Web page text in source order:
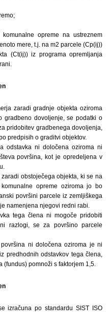
opreme na ustreznem
mere, t.j. na m2 parcele (Cp(ij))
(Ct(ij)) iz programa opremljanja
zaradi gradnje objekta oziroma
gradbeno dovoljenje, se podatki o
pridobitev gradbenega dovoljenja,
predpisih o graditvi objektov.
odstavka ni določena oziroma ni
površina, kot je opredeljena v
obstoječega objekta, ki se na
opreme oziroma jo bo
površini parcele iz zemljiškega
namenjena njegovi redni rabi.
tega člena ni mogoče pridobiti
razlogi, se za površino parcele
ni določena oziroma je ni
predhodnih odstavkov tega člena,
pomnoži s faktorjem 1,5.
izračuna po standardu SIST ISO